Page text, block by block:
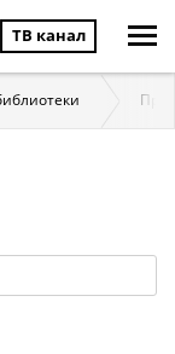
ТВ канал